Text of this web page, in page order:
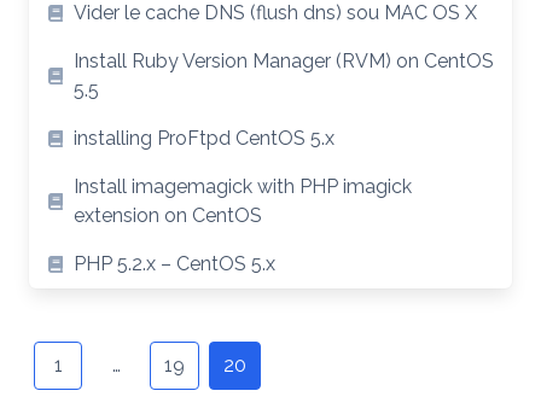
Vider le cache DNS (flush dns) sou MAC OS X
Install Ruby Version Manager (RVM) on CentOS
5.5
installing ProFtpd CentOS 5.x
Install imagemagick with PHP imagick
extension on CentOS
PHP 5.2.x – CentOS 5.x
navigation
1 … 19 20